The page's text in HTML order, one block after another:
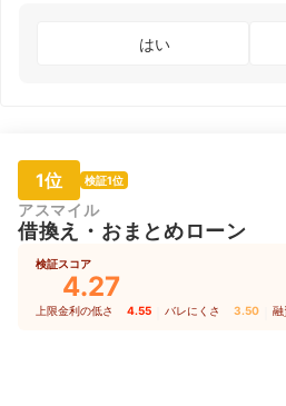
はい
1位 検証1位
アスマイル
借換え・おまとめローン
検証スコア
4.27
上限金利の低さ 4.55 バレにくさ 3.50 融